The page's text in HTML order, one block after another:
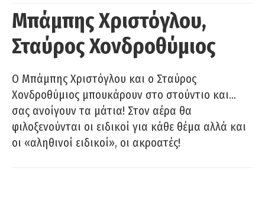
Μπάμπης Χριστόγλου,
Σταύρος Χονδροθύμιος
O Μπάμπης Χριστόγλου και ο Σταύρος
Χονδροθύμιος μπουκάρουν στο στούντιο και…
σας ανοίγουν τα μάτια! Στον αέρα θα
φιλοξενούνται οι ειδικοί για κάθε θέμα αλλά και
οι «αληθινοί ειδικοί», οι ακροατές!